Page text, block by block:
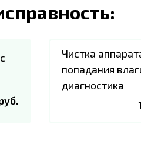
Чистка
попадания
диагностика